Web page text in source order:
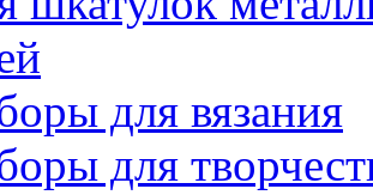
для вязания
для